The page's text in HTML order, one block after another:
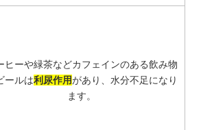
ヒーや緑茶などカフェインのある飲み物
ールは利尿作用があり、水分不足になり
ます。